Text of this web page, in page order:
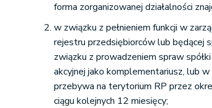
forma zorganizowanej działalności
w związku z pełnieniem funkcji w
rejestru przedsiębiorców lub będącej
związku z prowadzeniem spraw
akcyjnej jako komplementariusz, lub
przebywa na terytorium RP przez
ciągu kolejnych 12 miesięcy;